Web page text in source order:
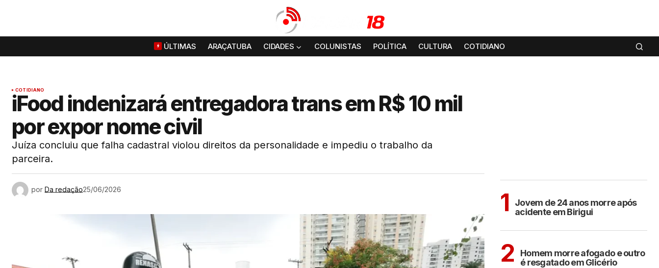
ÚLTIMAS ARAÇATUBA CIDADES COLUNISTAS POLÍTICA CULTURA COTIDIANO
COTIDIANO
iFood indenizará entregadora trans em R$ 10 mil
por expor nome civil
Juíza concluiu que falha cadastral violou direitos da personalidade e impediu o trabalho da
parceira.
por Da redação25/06/2026 1
Jovem de 24 anos morre após
acidente em Birigui
2
Homem morre afogado e outro
é resgatado em Glicério